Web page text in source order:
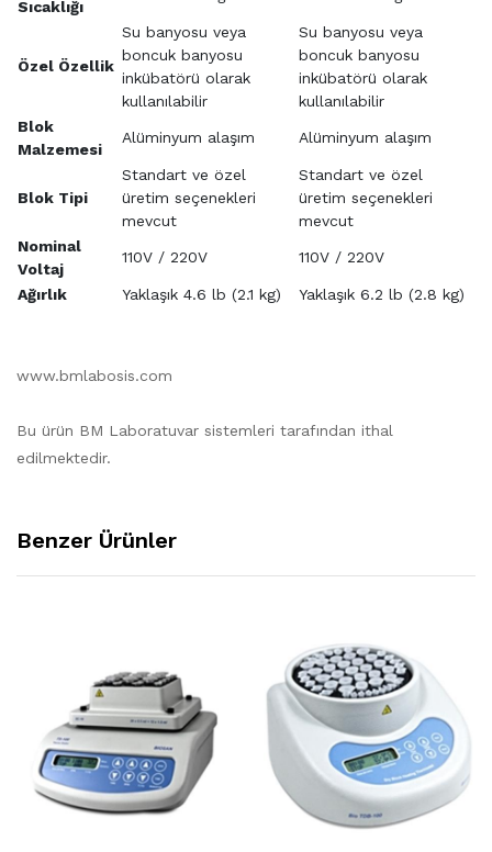
Sıcaklığı
Özel Özellik
Su banyosu veya
boncuk banyosu
inkübatörü olarak
kullanılabilir
Su banyosu veya
boncuk banyosu
inkübatörü olarak
kullanılabilir
Blok
Malzemesi
Alüminyum alaşım Alüminyum alaşım
Blok Tipi
Standart ve özel
üretim seçenekleri
mevcut
Standart ve özel
üretim seçenekleri
mevcut
Nominal
Voltaj
110V / 220V 110V / 220V
Ağırlık Yaklaşık 4.6 lb (2.1 kg) Yaklaşık 6.2 lb (2.8 kg)
www.bmlabosis.com
Bu ürün BM Laboratuvar sistemleri tarafından ithal
edilmektedir.
Benzer Ürünler